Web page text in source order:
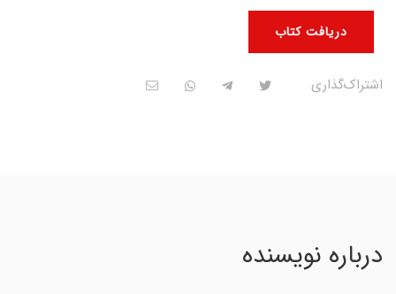
دریافت کتاب
اشتراک‌گذاری
درباره نویسنده